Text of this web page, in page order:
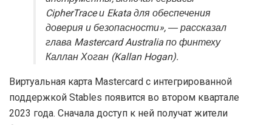
CipherTrace и Ekata для обеспечения
доверия и безопасности», ― рассказал
глава Mastercard Australia по финтеху
Каллан Хоган (Kallan Hogan).
Виртуальная карта Mastercard с интегрированной
поддержкой Stables появится во втором квартале
2023 года. Сначала доступ к ней получат жители